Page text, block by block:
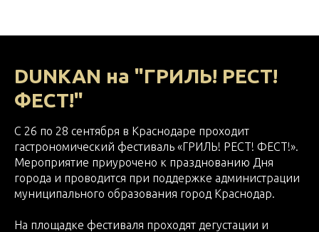
DUNKAN на "ГРИЛЬ! РЕСТ!
ФЕСТ!"
С 26 по 28 сентября в Краснодаре проходит
гастрономический фестиваль «ГРИЛЬ! РЕСТ! ФЕСТ!».
Мероприятие приурочено к празднованию Дня
города и проводится при поддержке администрации
муниципального образования город Краснодар.
На площадке фестиваля проходят дегустации и